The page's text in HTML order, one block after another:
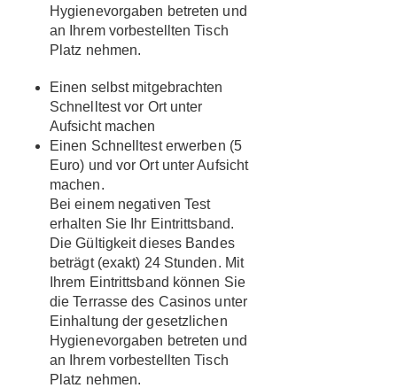
Hygienevorgaben betreten und
an Ihrem vorbestellten Tisch
Platz nehmen.
Einen selbst mitgebrachten
Schnelltestvor Ort unter
Aufsicht machen
Einen Schnelltesterwerben (5
Euro) und vor Ortunter Aufsicht
machen.
Bei einem negativen Test
erhalten Sie Ihr Eintrittsband.
Die Gültigkeitdieses Bandes
beträgt (exakt) 24 Stunden. Mit
Ihrem Eintrittsband können Sie
die Terrasse des Casinos unter
Einhaltung der gesetzlichen
Hygienevorgaben betreten und
an Ihrem vorbestellten Tisch
Platz nehmen.